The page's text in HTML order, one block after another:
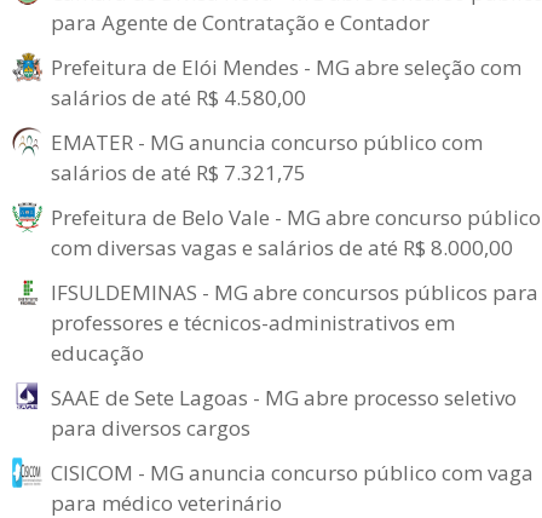
para Agente de Contratação e Contador
Prefeitura de Elói Mendes - MG abre seleção com
salários de até R$ 4.580,00
EMATER - MG anuncia concurso público com
salários de até R$ 7.321,75
Prefeitura de Belo Vale - MG abre concurso público
com diversas vagas e salários de até R$ 8.000,00
IFSULDEMINAS - MG abre concursos públicos para
professores e técnicos-administrativos em
educação
SAAE de Sete Lagoas - MG abre processo seletivo
para diversos cargos
CISICOM - MG anuncia concurso público com vaga
para médico veterinário